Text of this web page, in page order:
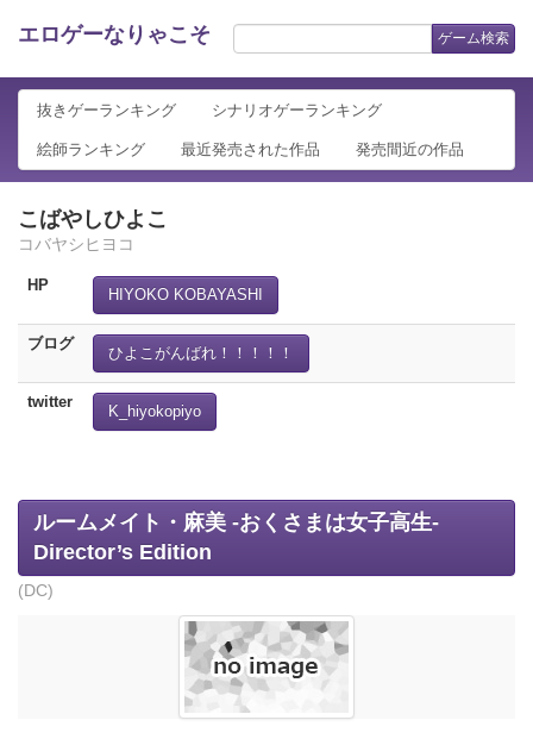
エロゲーなりゃこそ ゲーム検索
抜きゲーランキング シナリオゲーランキング
絵師ランキング 最近発売された作品 発売間近の作品
こばやしひよこ
コバヤシヒヨコ
HP
HIYOKO KOBAYASHI
ブログ
ひよこがんばれ！！！！！
twitter
K_hiyokopiyo
ルームメイト・麻美 -おくさまは女子高生-
Director’s Edition
(DC)